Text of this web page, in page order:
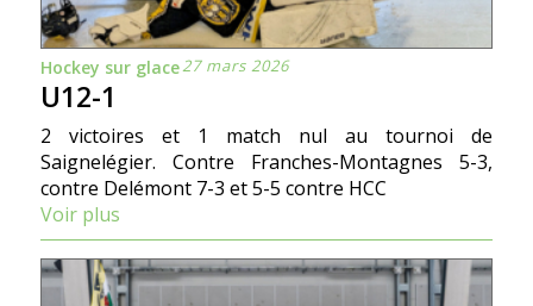
Hockey sur glace27 mars 2026
U12-1
2 victoires et 1 match nul au tournoi de
Saignelégier. Contre Franches-Montagnes 5-3,
contre Delémont 7-3 et 5-5 contre HCC
Voir plus